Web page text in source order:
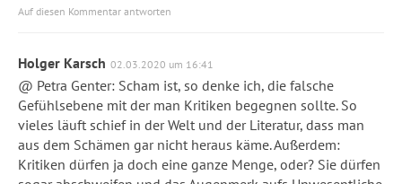
Auf diesen Kommentar antworten
Holger Karsch 02.03.2020 um 16:41
@ Petra Genter: Scham ist, so denke ich, die falsche
Gefühlsebene mit der man Kritiken begegnen sollte. So
vieles läuft schief in der Welt und der Literatur, dass man
aus dem Schämen gar nicht heraus käme. Außerdem:
Kritiken dürfen ja doch eine ganze Menge, oder? Sie dürfen